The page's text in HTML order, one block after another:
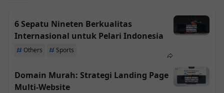
6 Sepatu Nineten Berkualitas
Internasional untuk Pelari Indonesia
Others Sports
Domain Murah: Strategi Landing Page
Multi-Website